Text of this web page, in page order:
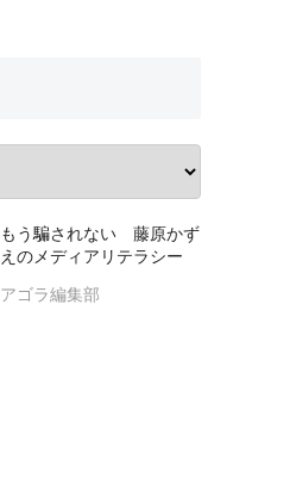
もう騙されない 藤原かず
えのメディアリテラシー
アゴラ編集部